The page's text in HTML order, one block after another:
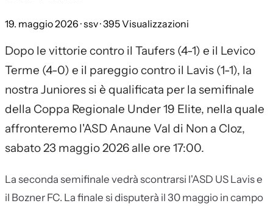
19. maggio 2026 · ssv· 395 Visualizzazioni
Dopo le vittorie contro il Taufers (4-1) e il Levico
Terme (4-0) e il pareggio contro il Lavis (1-1), la
nostra Juniores si è qualificata per la semifinale
della Coppa Regionale Under 19 Elite, nella quale
affronteremo l'ASD Anaune Val di Non a Cloz,
sabato 23 maggio 2026 alle ore 17:00.
La seconda semifinale vedrà scontrarsi l'ASD US Lavis e
il Bozner FC. La finale si disputerà il 30 maggio in campo